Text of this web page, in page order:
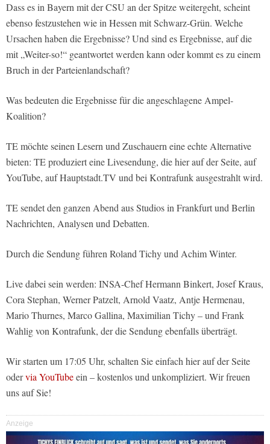
Dass es in Bayern mit der CSU an der Spitze weitergeht, scheint
ebenso festzustehen wie in Hessen mit Schwarz-Grün. Welche
Ursachen haben die Ergebnisse? Und sind es Ergebnisse, auf die
mit „Weiter-so!“ geantwortet werden kann oder kommt es zu einem
Bruch in der Parteienlandschaft?
Was bedeuten die Ergebnisse für die angeschlagene Ampel-
Koalition?
TE möchte seinen Lesern und Zuschauern eine echte Alternative
bieten: TE produziert eine Livesendung, die hier auf der Seite, auf
YouTube, auf Hauptstadt.TV und bei Kontrafunk ausgestrahlt wird.
TE sendet den ganzen Abend aus Studios in Frankfurt und Berlin
Nachrichten, Analysen und Debatten.
Durch die Sendung führen Roland Tichy und Achim Winter.
Live dabei sein werden: INSA-Chef Hermann Binkert, Josef Kraus,
Cora Stephan, Werner Patzelt, Arnold Vaatz, Antje Hermenau,
Mario Thurnes, Marco Gallina, Maximilian Tichy – und Frank
Wahlig von Kontrafunk, der die Sendung ebenfalls überträgt.
Wir starten um 17:05 Uhr, schalten Sie einfach hier auf der Seite
odervia YouTubeein – kostenlos und unkompliziert. Wir freuen
uns auf Sie!
Anzeige